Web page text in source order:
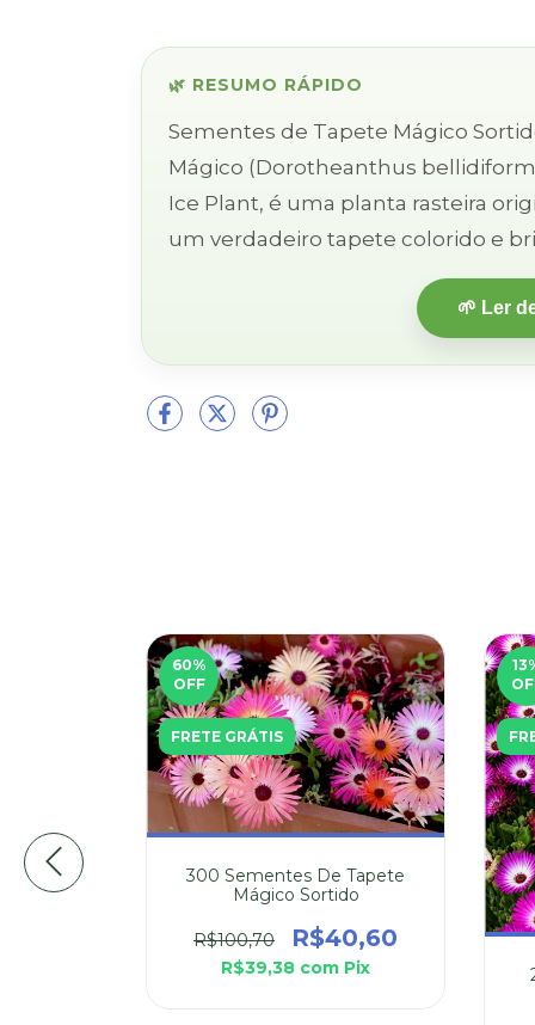
🌿 RESUMO RÁPIDO
Sementes de Tapete Mágico Sortido – 100
Mágico (Dorotheanthus
Ice Plant, é uma planta rasteira
um verdadeiro tapete colorido e
🌱 Ler
60%
OFF
FRETE GRÁTIS
300 Sementes De Tapete
Mágico Sortido
R$100,70 R$40,60
R$39,38 com Pix
13